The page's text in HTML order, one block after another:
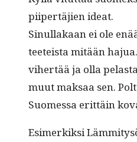
pi­ipertäjien ideat.
Sin­ul­lakaan ei ole
teeteista mitään
vihertää ja olla
muut mak­saa sen.
Suomes­sa erit­täin
Esimerkik­si